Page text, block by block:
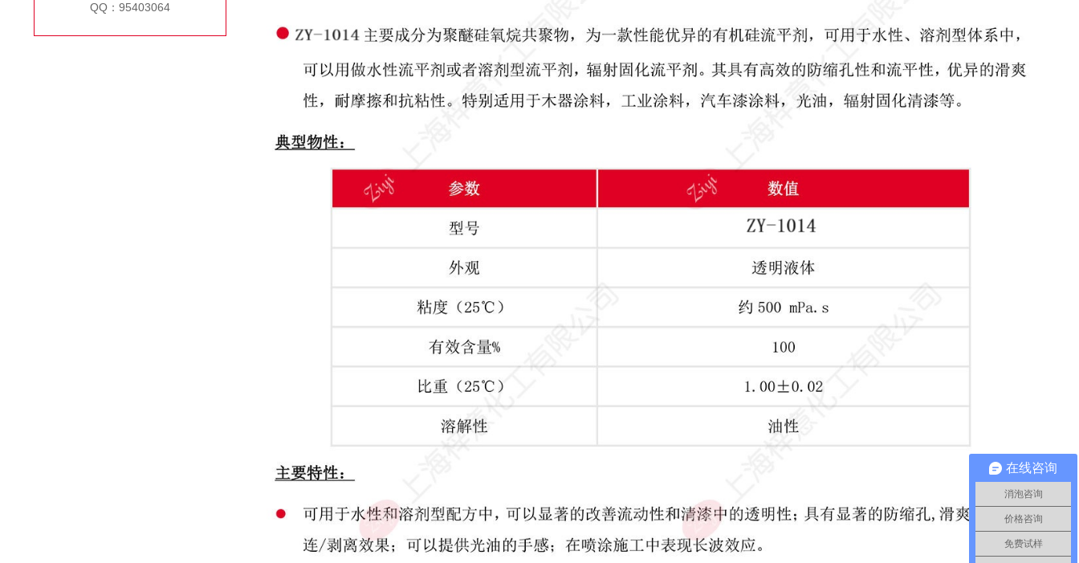
QQ：95403064
在线咨询
消泡咨询
价格咨询
免费试样